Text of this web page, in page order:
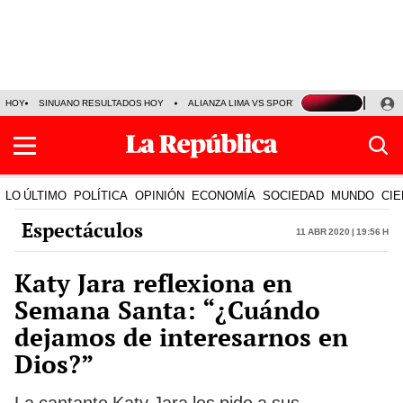
HOY SINUANO RESULTADOS HOY ALIANZA LIMA VS SPORT BOYS JORGE
LO ÚLTIMO POLÍTICA OPINIÓN ECONOMÍA SOCIEDAD MUNDO
Espectáculos 11 Abr 2020 | 19:56 h
Katy Jara reflexiona en
Semana Santa: “¿Cuándo
dejamos de interesarnos en
Dios?”